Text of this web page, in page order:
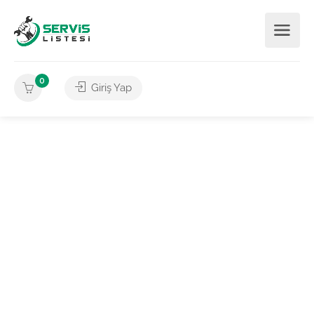
0
Giriş Yap